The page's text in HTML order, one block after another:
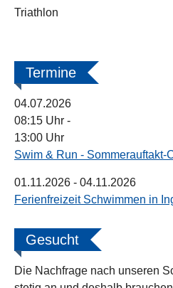
Triathlon
Termine
04.07.2026
08:15 Uhr -
13:00 Uhr
Swim & Run - Sommerauftakt-
01.11.2026 - 04.11.2026
Ferienfreizeit Schwimmen in
Gesucht
Die Nachfrage nach unseren